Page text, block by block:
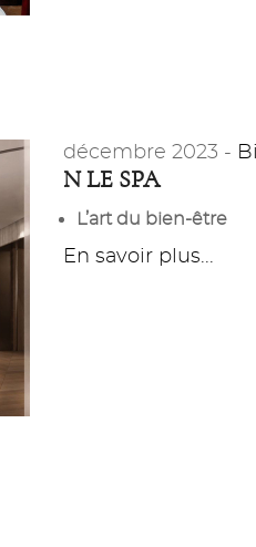
décembre 2023 -
N LE SPA
L’art du bien-être
En savoir plus...